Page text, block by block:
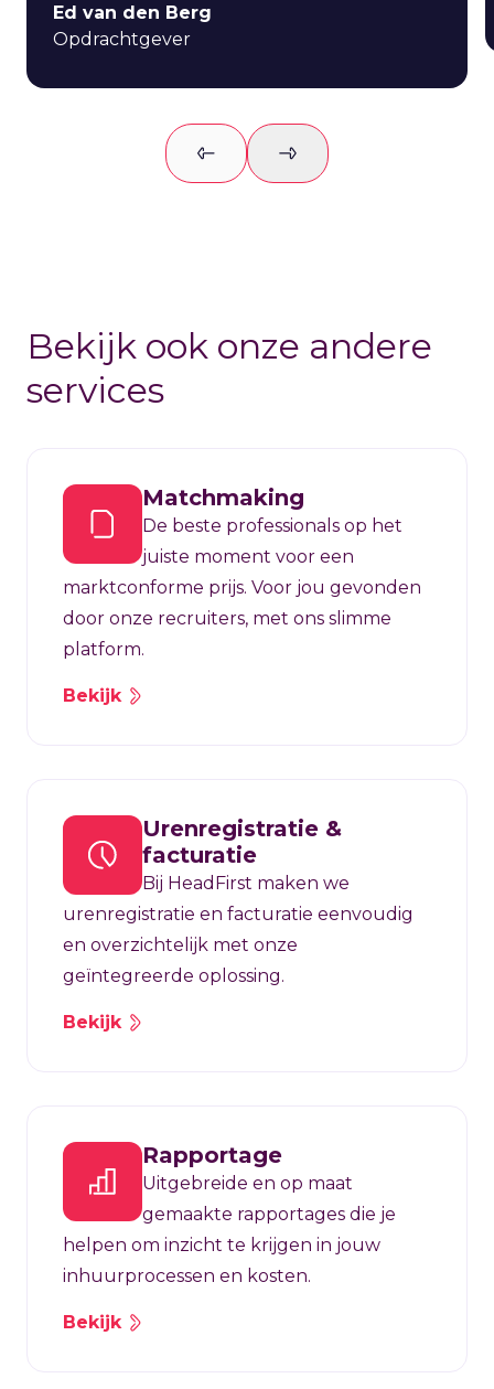
Ed van den Berg
Opdrachtgever
Previous slideNext slide
Bekijk ook onze andere
services
Matchmaking
De beste professionals op het
juiste moment voor een
marktconforme prijs. Voor jou gevonden
door onze recruiters, met ons slimme
platform.
Bekijk
Urenregistratie &
facturatie
Bij HeadFirst maken we
urenregistratie en facturatie eenvoudig
en overzichtelijk met onze
geïntegreerde oplossing.
Bekijk
Rapportage
Uitgebreide en op maat
gemaakte rapportages die je
helpen om inzicht te krijgen in jouw
inhuurprocessen en kosten.
Bekijk